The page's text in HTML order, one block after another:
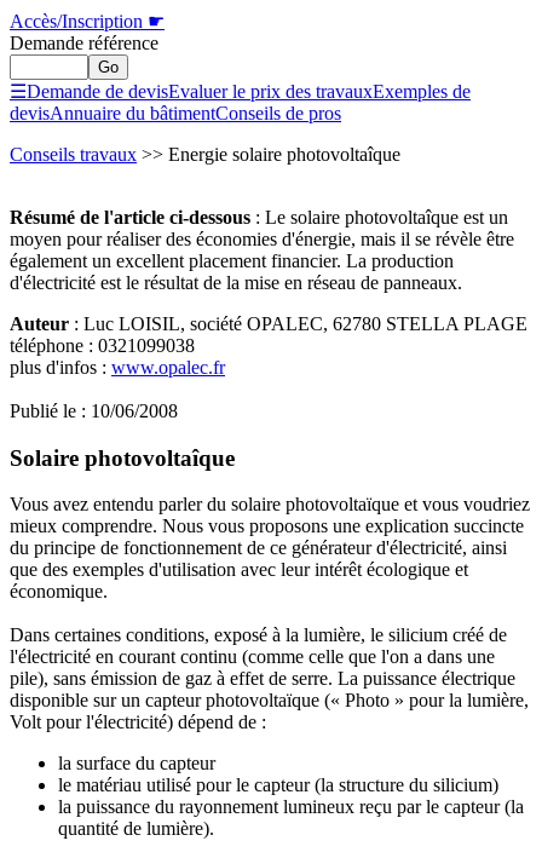
Accès/Inscription ☛
Demande référence
☰Demande de devisEvaluer le prix des travauxExemples de
devisAnnuaire du bâtimentConseils de pros
Conseils travaux >> Energie solaire photovoltaîque
Résumé de l'article ci-dessous : Le solaire photovoltaîque est un
moyen pour réaliser des économies d'énergie, mais il se révèle être
également un excellent placement financier. La production
d'électricité est le résultat de la mise en réseau de panneaux.
Auteur : Luc LOISIL, société OPALEC, 62780 STELLA PLAGE
téléphone : 0321099038
plus d'infos : www.opalec.fr
Publié le : 10/06/2008
Solaire photovoltaîque
Vous avez entendu parler du solaire photovoltaïque et vous voudriez
mieux comprendre. Nous vous proposons une explication succincte
du principe de fonctionnement de ce générateur d'électricité, ainsi
que des exemples d'utilisation avec leur intérêt écologique et
économique.
Dans certaines conditions, exposé à la lumière, le silicium créé de
l'électricité en courant continu (comme celle que l'on a dans une
pile), sans émission de gaz à effet de serre. La puissance électrique
disponible sur un capteur photovoltaïque (« Photo » pour la lumière,
Volt pour l'électricité) dépend de :
la surface du capteur
le matériau utilisé pour le capteur (la structure du silicium)
la puissance du rayonnement lumineux reçu par le capteur (la
quantité de lumière).